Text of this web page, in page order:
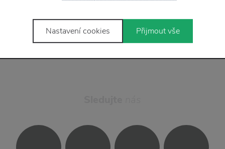
Přihlásit se
Nastavení cookies Přijmout vše